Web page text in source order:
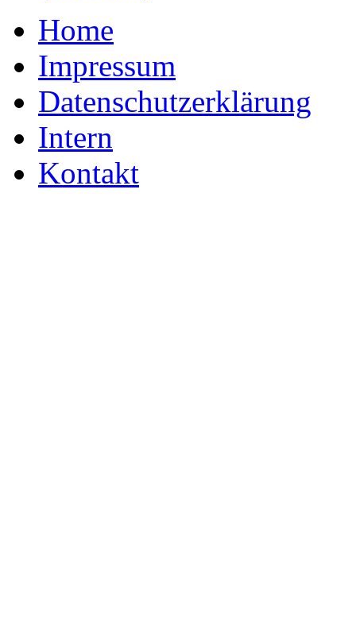
Home
Impressum
Datenschutzerklärung
Intern
Kontakt